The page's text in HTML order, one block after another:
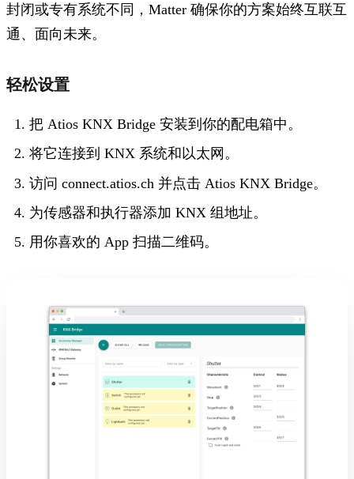
封闭或专有系统不同，Matter 确保你的方案始终互联互
通、面向未来。
轻松设置
把 Atios KNX Bridge 安装到你的配电箱中。
将它连接到 KNX 系统和以太网。
访问 connect.atios.ch 并点击 Atios KNX Bridge。
为传感器和执行器添加 KNX 组地址。
用你喜欢的 App 扫描二维码。